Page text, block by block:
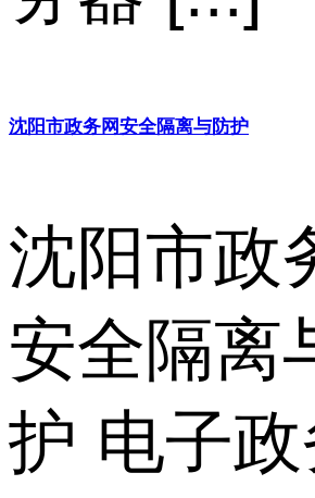
沈阳市政务网安全隔离与防护
沈阳市政
安全隔离
护 电子